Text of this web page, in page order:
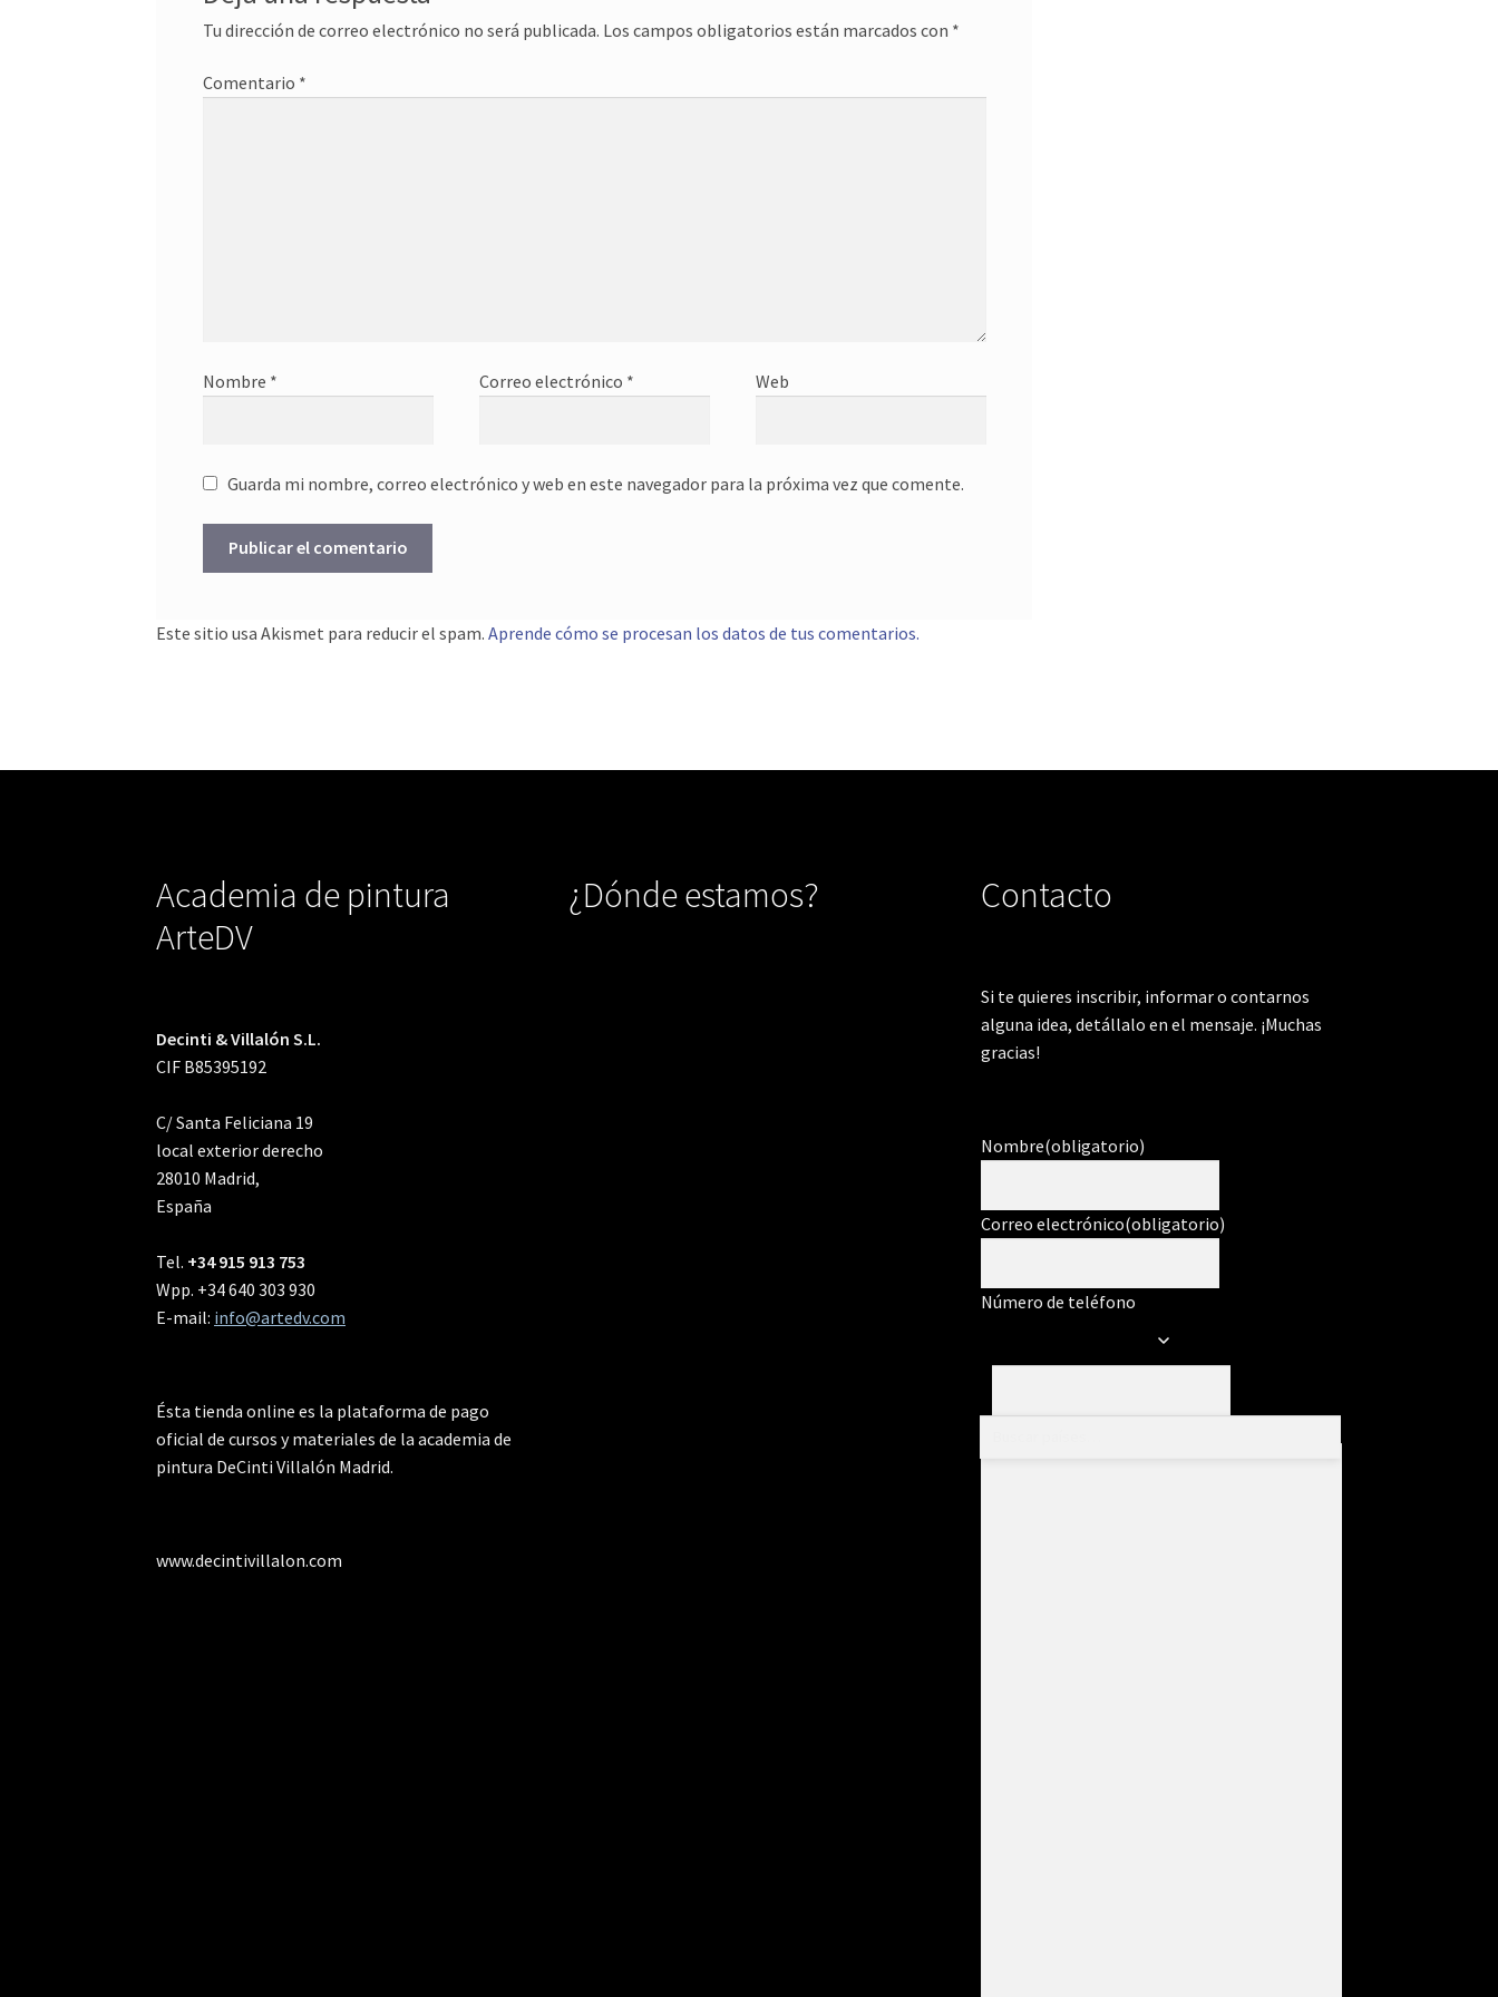
Tu dirección de correo electrónico no será publicada. Los campos obligatorios están marcados con *
Comentario *
Nombre * Correo electrónico * Web
Guarda mi nombre, correo electrónico y web en este navegador para la próxima vez que comente.
Este sitio usa Akismet para reducir el spam.Aprende cómo se procesan los datos de tus comentarios.
Academia de pintura
ArteDV
Decinti & Villalón S.L.
CIF B85395192
C/ Santa Feliciana 19
local exterior derecho
28010 Madrid,
España
Tel. +34 915 913 753
Wpp. +34 640 303 930
E-mail: info@artedv.com
Ésta tienda online es la plataforma de pago
oficial de cursos y materiales de la academia de
pintura DeCinti Villalón Madrid.
www.decintivillalon.com
¿Dónde estamos? Contacto
Si te quieres inscribir, informar o contarnos
alguna idea, detállalo en el mensaje. ¡Muchas
gracias!
Nombre(obligatorio)
Correo electrónico(obligatorio)
Número de teléfono